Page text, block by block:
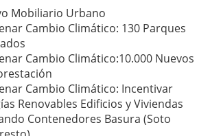
Mobiliario Urbano
Cambio Climático: 130 Parques
Cambio Climático:10.000 Nuevos
Cambio Climático: Incentivar
Renovables Edificios y Viviendas
Contenedores Basura (Soto